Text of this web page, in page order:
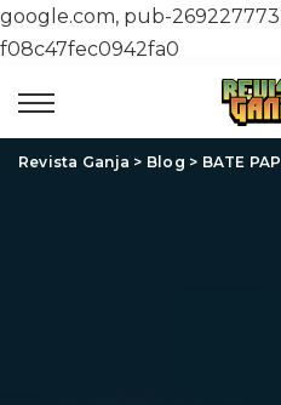
google.com, pub-
f08c47fec0942fa0
Revista Ganja > Blog > BATE